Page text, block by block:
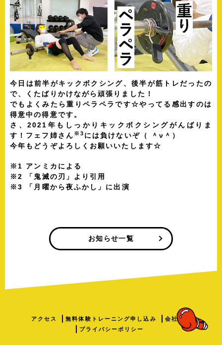
今日は前半がキックボクシング、後半が筋トレだったの
で、くたばりかけながら頑張りました！
でもよくみたら重りペラペラです☆やってる感出すのは
得意中の得意です。
さ、2021年もしっかりキックボクシングがんばりま
す！フェフ姉さん ※3 には負けないぞ（ ＾ν＾）
今年もどうぞよろしくお願いいたします☆
※1 アンミカによる
※2 「鬼滅の刃」より引用
※3 「月曜から夜ふかし」に出演
お知らせ一覧
アクセス 無料体験トレーニング申し込み
会社情報
プライバシーポリシー